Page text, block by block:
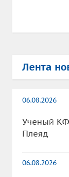
Лента
06.08.2026
Ученый
Плеяд
06.08.2026